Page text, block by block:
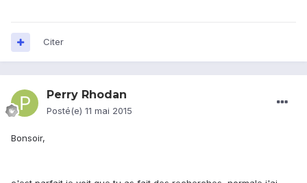
Citer
Perry Rhodan
Posté(e) 11 mai 2015
Bonsoir,